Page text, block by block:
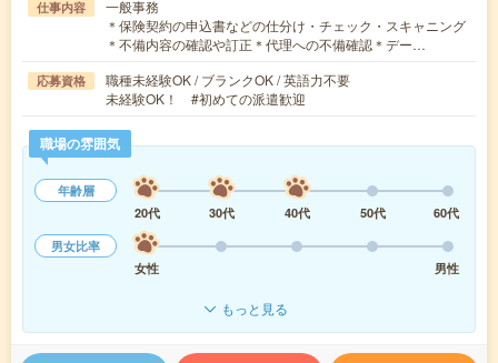
仕事内容
一般事務
＊保険契約の申込書などの仕分け・チェック・スキャニング
＊不備内容の確認や訂正＊代理への不備確認＊デー…
応募資格
職種未経験OK / ブランクOK / 英語力不要
未経験OK！ #初めての派遣歓迎
職場の雰囲気
年齢層
20代
30代 40代 50代
60代
男女比率
女性
男性
もっと見る